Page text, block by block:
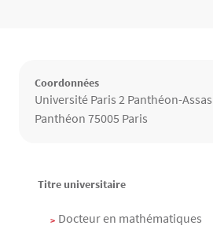
Coordonnées
Université Paris 2 Panthéon-
Panthéon 75005 Paris
Contenu
Texte
Titre universitaire
Docteur en mathématiques